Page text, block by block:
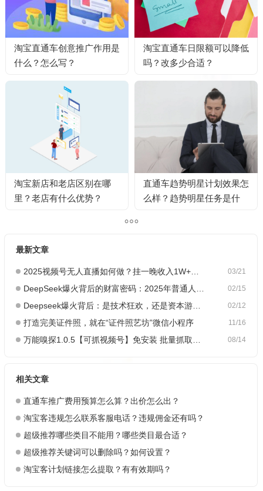
淘宝直通车创意推广作用是
什么？怎么写？
淘宝直通车日限额可以降低
吗？改多少合适？
淘宝新店和老店区别在哪
里？老店有什么优势？
直通车趋势明星计划效果怎
么样？趋势明星任务是什
最新文章
03/21
2025视频号无人直播如何做？挂一晚收入1W+，这份教程，小白可做~
02/15
DeepSeek爆火背后的财富密码：2025年普通人如何抓住AI创业风口？
02/12
Deepseek爆火背后：是技术狂欢，还是资本游戏？
11/16
打造完美证件照，就在“证件照艺坊”微信小程序
08/14
万能嗅探1.0.5【可抓视频号】免安装 批量抓取媒体文件
相关文章
直通车推广费用预算怎么算？出价怎么出？
淘宝客违规怎么联系客服电话？违规佣金还有吗？
超级推荐哪些类目不能用？哪些类目最合适？
超级推荐关键词可以删除吗？如何设置？
淘宝客计划链接怎么提取？有有效期吗？